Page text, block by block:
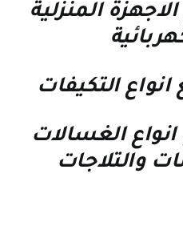
المنزلية
التكيفات
الغسالات
والتلاجات